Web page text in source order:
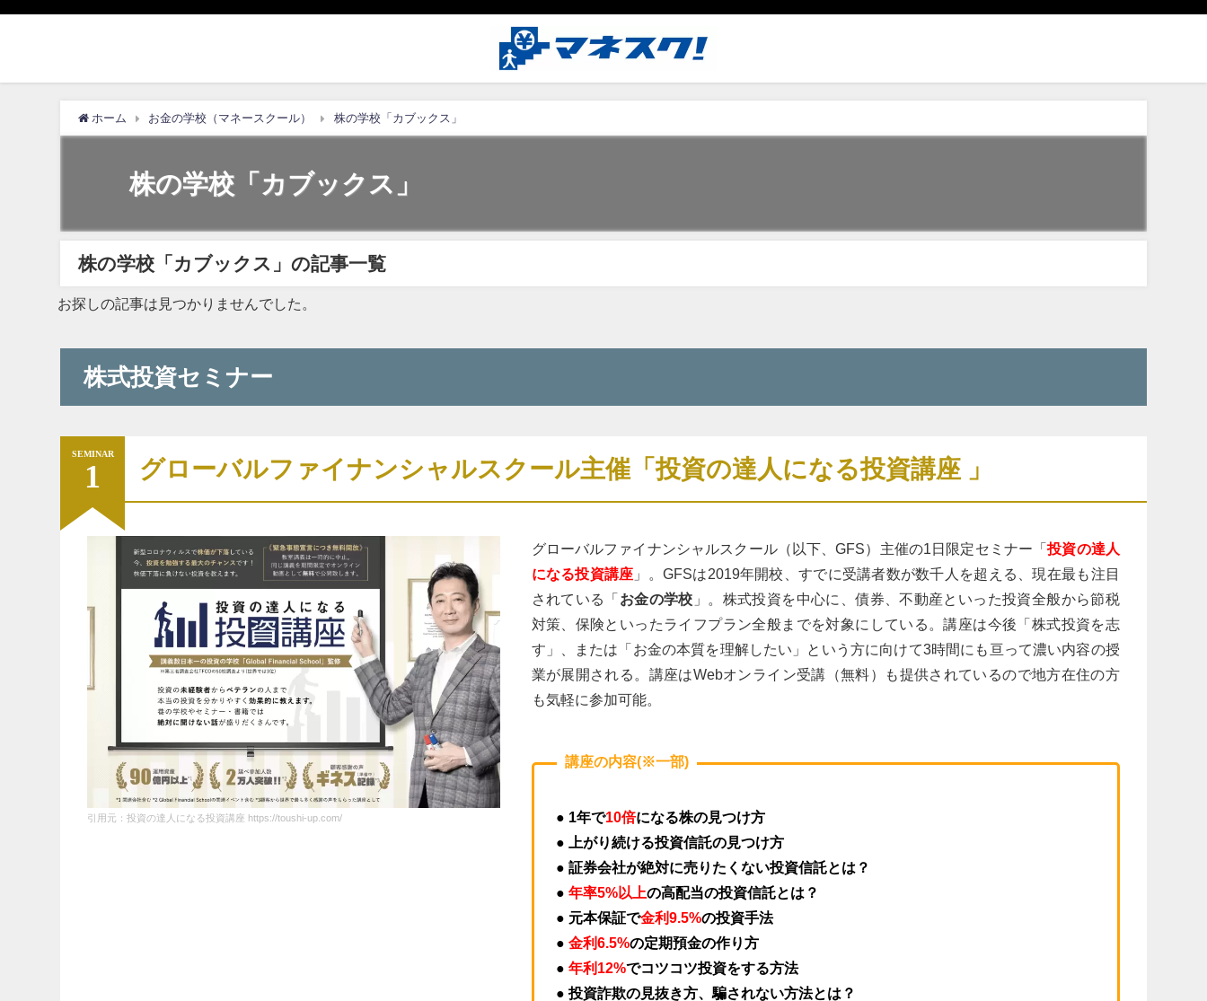
ホーム お金の学校（マネースクール） 株の学校「カブックス」
株の学校「カブックス」
株の学校「カブックス」の記事一覧
お探しの記事は見つかりませんでした。
株式投資セミナー
SEMINAR
1 グローバルファイナンシャルスクール主催「投資の達人になる投資講座 」
引用元：投資の達人になる投資講座 https://toushi-up.com/
グローバルファイナンシャルスクール（以下、GFS）主催の1日限定セミナー「投資の達人
になる投資講座 」。GFSは2019年開校、すでに受講者数が数千人を超える、現在最も注目
されている「 お金の学校 」。株式投資を中心に、債券、不動産といった投資全般から節税
対策、保険といったライフプラン全般までを対象にしている。講座は今後「株式投資を志
す」、または「お金の本質を理解したい」という方に向けて3時間にも亘って濃い内容の授
業が展開される。講座はWebオンライン受講（無料）も提供されているので地方在住の方
も気軽に参加可能。
講座の内容(※一部)
● 1年で10倍になる株の見つけ方
● 上がり続ける投資信託の見つけ方
● 証券会社が絶対に売りたくない投資信託とは？
● 年率5%以上の高配当の投資信託とは？
● 元本保証で金利9.5%の投資手法
● 金利6.5%の定期預金の作り方
● 年利12%でコツコツ投資をする方法
● 投資詐欺の見抜き方、騙されない方法とは？